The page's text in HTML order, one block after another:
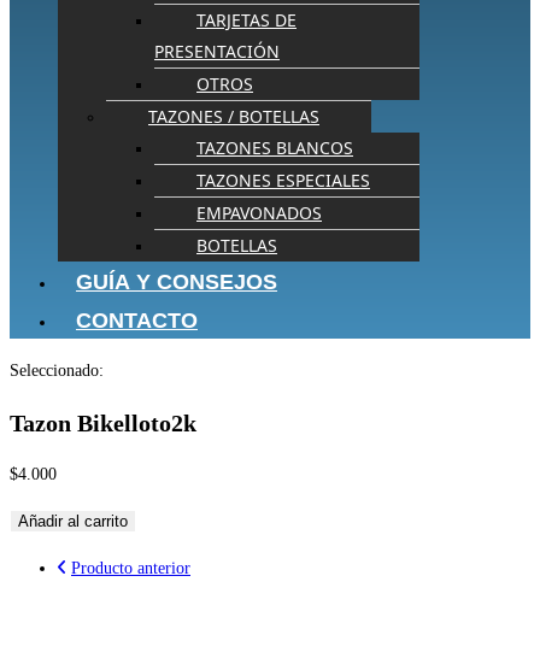
TARJETAS DE
PRESENTACIÓN
OTROS
TAZONES / BOTELLAS
TAZONES BLANCOS
TAZONES ESPECIALES
EMPAVONADOS
BOTELLAS
GUÍA Y CONSEJOS
CONTACTO
Seleccionado:
Tazon Bikelloto2k
$4.000
Añadir al carrito
Producto anterior